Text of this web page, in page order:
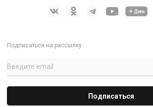
Подписаться на рассылку